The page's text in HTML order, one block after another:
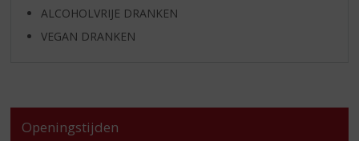
ALCOHOLVRIJE DRANKEN
VEGAN DRANKEN
Openingstijden